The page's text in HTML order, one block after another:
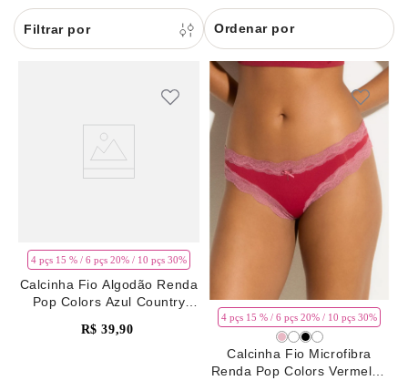
Ordenar por
4 pçs 15 % / 6 pçs 20% / 10 pçs 30%
Calcinha Fio Algodão Renda
Pop Colors Azul Country
R$ 39,90
4 pçs 15 % / 6 pçs 20% / 10 pçs 30%
Calcinha Fio Microfibra
Renda Pop Colors Vermelho
8
9 sutiã renda
10 body